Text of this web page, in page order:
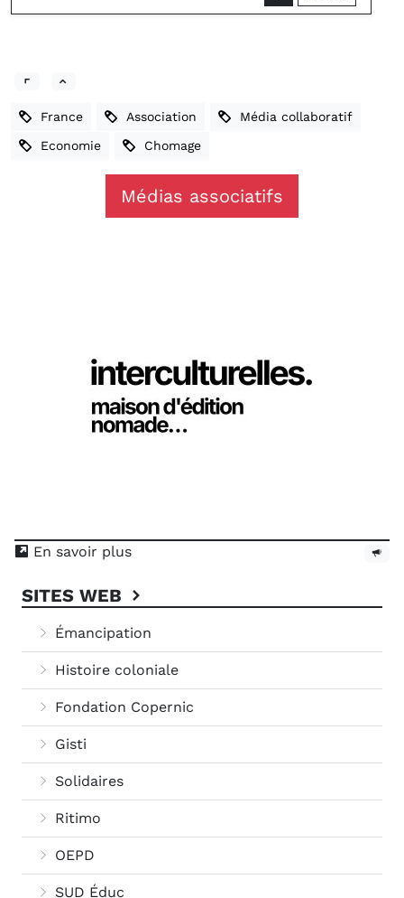
France Association Média collaboratif
Economie Chomage
Médias associatifs
En savoir plus
SITES WEB
Émancipation
Histoire coloniale
Fondation Copernic
Gisti
Solidaires
Ritimo
OEPD
SUD Éduc